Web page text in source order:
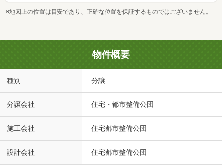
※地図上の位置は目安であり、正確な位置を保証するものではございません。
物件概要
種別 分譲
分譲会社 住宅・都市整備公団
施工会社 住宅都市整備公団
設計会社 住宅都市整備公団